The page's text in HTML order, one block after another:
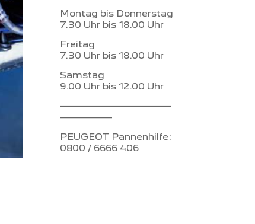
Montag bis Donnerstag
7.30 Uhr bis 18.00 Uhr
Freitag
7.30 Uhr bis 18.00 Uhr
Samstag
9.00 Uhr bis 12.00 Uhr
–––––––––––––––––
––––––––
PEUGEOT Pannenhilfe:
0800 / 6666 406